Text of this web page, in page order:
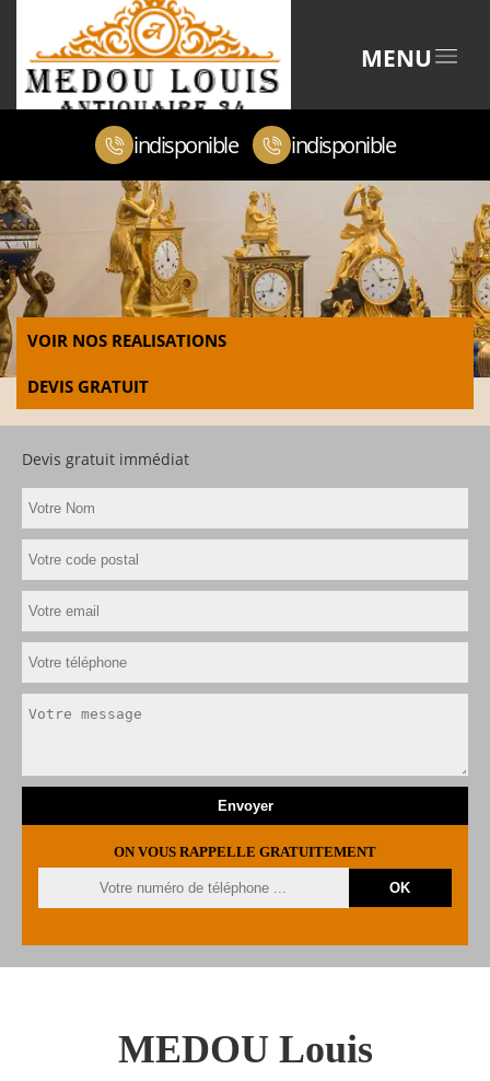
MENU
indisponible indisponible
VOIR NOS REALISATIONS
DEVIS GRATUIT
Devis gratuit immédiat
ON VOUS RAPPELLE GRATUITEMENT
MEDOU Louis